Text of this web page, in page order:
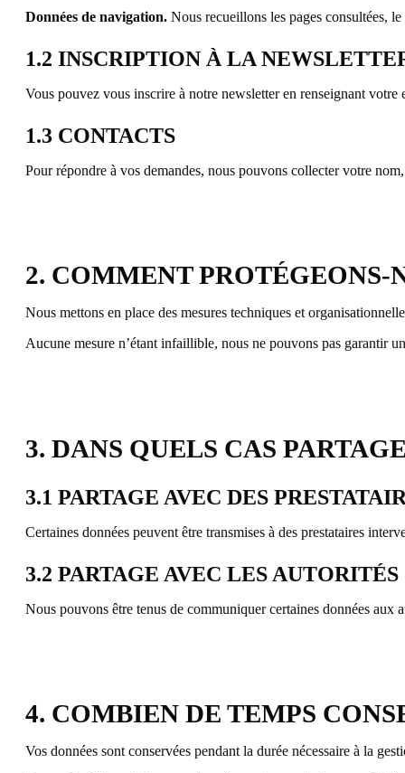
Données de navigation. Nous recueillons les pages consultées,
1.2 INSCRIPTION À LA
Vous pouvez vous inscrire à notre newsletter en renseignant
1.3 CONTACTS
Pour répondre à vos demandes, nous pouvons collecter votre
2. COMMENT PROTÉGEONS-
Nous mettons en place des mesures techniques et
Aucune mesure n’étant infaillible, nous ne pouvons pas garantir
3. DANS QUELS CAS
3.1 PARTAGE AVEC DES
Certaines données peuvent être transmises à des prestataires
3.2 PARTAGE AVEC LES AUTORITÉS
Nous pouvons être tenus de communiquer certaines données
4. COMBIEN DE TEMPS
Vos données sont conservées pendant la durée nécessaire à la